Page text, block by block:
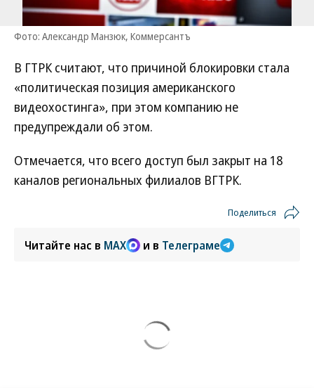
Фото: Александр Манзюк, Коммерсантъ
В ГТРК считают, что причиной блокировки стала
«политическая позиция американского
видеохостинга», при этом компанию не
предупреждали об этом.
Отмечается, что всего доступ был закрыт на 18
каналов региональных филиалов ВГТРК.
Поделиться
Читайте нас в MAX и в Телеграме